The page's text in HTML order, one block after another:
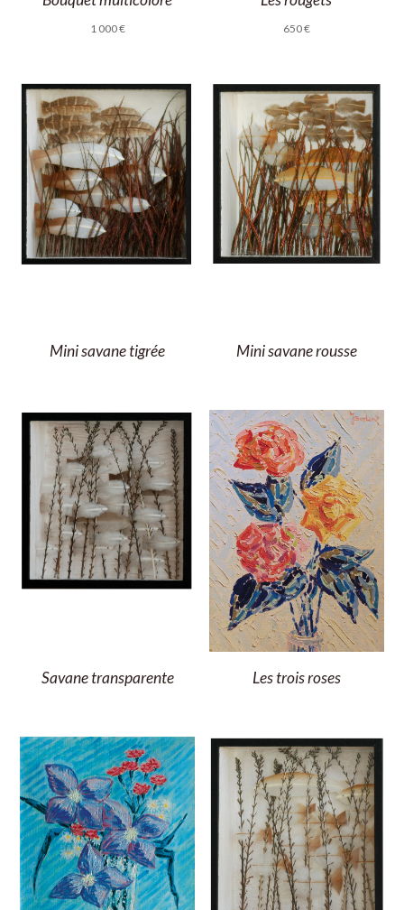
1 000€ 650€
Mini savane tigrée Mini savane rousse
Savane transparente Les trois roses